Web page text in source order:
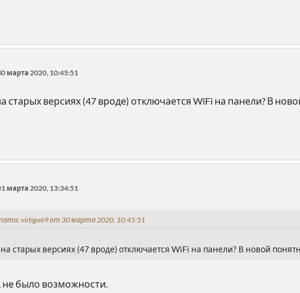
марта 2020, 10:45:51
старых версиях (47 вроде) отключается WiFi на панели? В
марта 2020, 13:34:51
virtigo69 от 30 марта 2020, 10:45:51
старых версиях (47 вроде) отключается WiFi на панели? В новой
не было возможности.